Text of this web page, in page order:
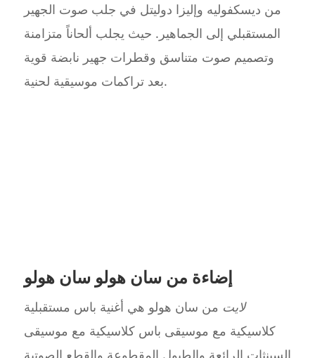
من ديسكفوليه وإليزا دوليتل في جلب صوت الجهير
المستقبلي إلى الجماهير. حيث يجلب ألحاناً متزامنة
وتصميم صوت متناسق وقطرات جهير نابضة قوية
بعد تراكمات موسيقية لحنية.
إضاءة من سان هولو سان هولو
لايت من سان هولو هي أغنية باس مستقبلية
كلاسيكية مع موسيقى باس كلاسيكية مع موسيقى